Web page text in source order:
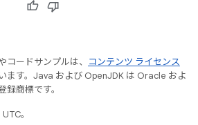
コードサンプルは、
コンテンツ ライセンス
ます。Java および OpenJDK は Oracle およ
商標です。
。